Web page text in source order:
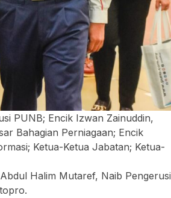
PUNB; Encik Izwan Zainuddin,
Bahagian Perniagaan; Encik
Ketua-Ketua Jabatan; Ketua-
Halim Mutaref, Naib Pengerusi